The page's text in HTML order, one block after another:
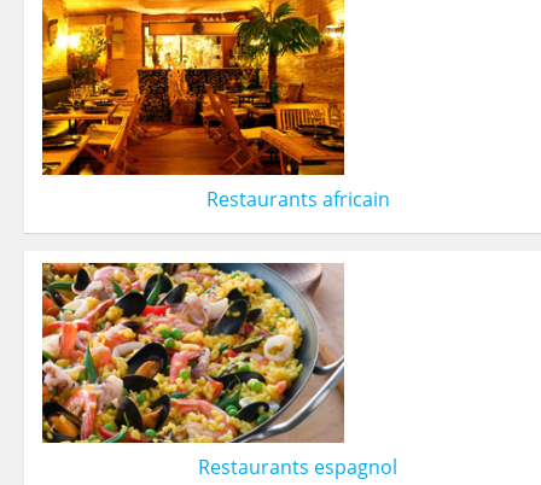
Restaurants africain
Restaurants espagnol